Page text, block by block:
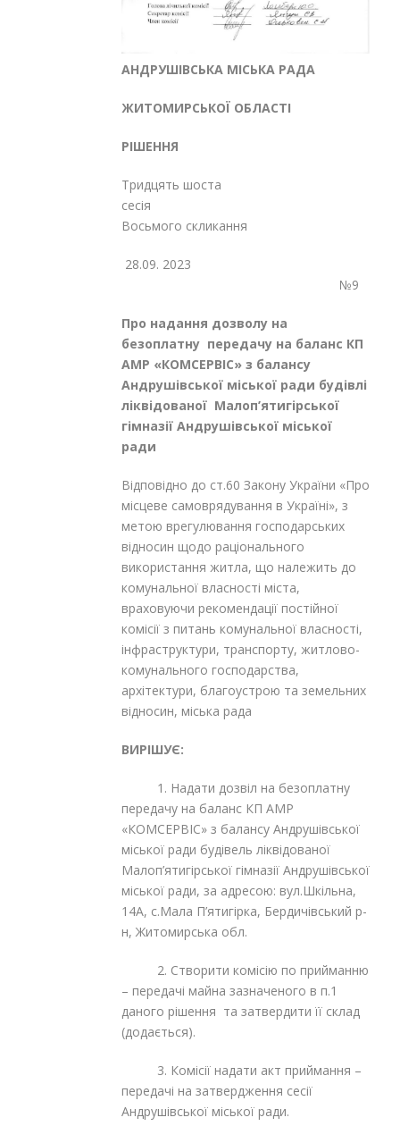
АНДРУШІВСЬКА МІСЬКА РАДА
ЖИТОМИРСЬКОЇ ОБЛАСТІ
РІШЕННЯ
Тридцять шоста
сесія
Восьмого скликання
28.09. 2023
№9
Про надання дозволу на
безоплатну передачу на баланс КП
АМР «КОМСЕРВІС» з балансу
Андрушівської міської ради будівлі
ліквідованої Малоп’ятигірської
гімназії Андрушівської міської
ради
Відповідно до ст.60 Закону України «Про
місцеве самоврядування в Україні», з
метою врегулювання господарських
відносин щодо раціонального
використання житла, що належить до
комунальної власності міста,
враховуючи рекомендації постійної
комісії з питань комунальної власності,
інфраструктури, транспорту, житлово-
комунального господарства,
архітектури, благоустрою та земельних
відносин, міська рада
ВИРІШУЄ:
1. Надати дозвіл на безоплатну
передачу на баланс КП АМР
«КОМСЕРВІС» з балансу Андрушівської
міської ради будівель ліквідованої
Малоп’ятигірської гімназії Андрушівської
міської ради, за адресою: вул.Шкільна,
14А, с.Мала П’ятигірка, Бердичівський р-
н, Житомирська обл.
2. Створити комісію по прийманню
– передачі майна зазначеного в п.1
даного рішення та затвердити її склад
(додається).
3. Комісії надати акт приймання –
передачі на затвердження сесії
Андрушівської міської ради.